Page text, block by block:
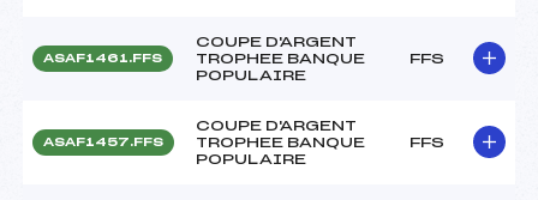
ASAF1461.FFS
COUPE D'ARGENT
TROPHEE BANQUE
POPULAIRE
FFS
ASAF1457.FFS
COUPE D'ARGENT
TROPHEE BANQUE
POPULAIRE
FFS